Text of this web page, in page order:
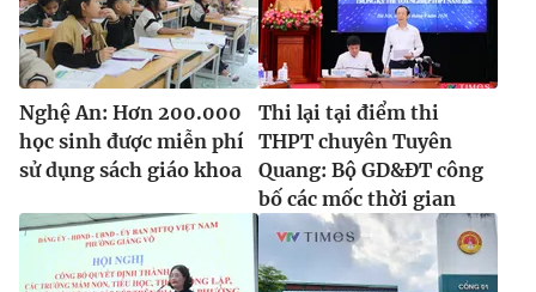
® Cấm sao chép dưới mọi hình thức nếu không có sự chấp
thuận bằng văn bản. Ghi rõ nguồn VTV.vn khi phát hành lại
thông tin từ website này.
Nghệ An: Hơn 200.000
học sinh được miễn phí
sử dụng sách giáo khoa
Thi lại tại điểm thi
THPT chuyên Tuyên
Quang: Bộ GD&ĐT công
bố các mốc thời gian